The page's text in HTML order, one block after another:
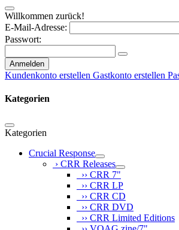
Willkommen zurück!
E-Mail-Adresse:
Passwort:
Anmelden
Kundenkonto erstellen Gastkonto erstellen
Kategorien
Kategorien
Crucial Response
› CRR Releases
›› CRR 7"
›› CRR LP
›› CRR CD
›› CRR DVD
›› CRR Limited Editions